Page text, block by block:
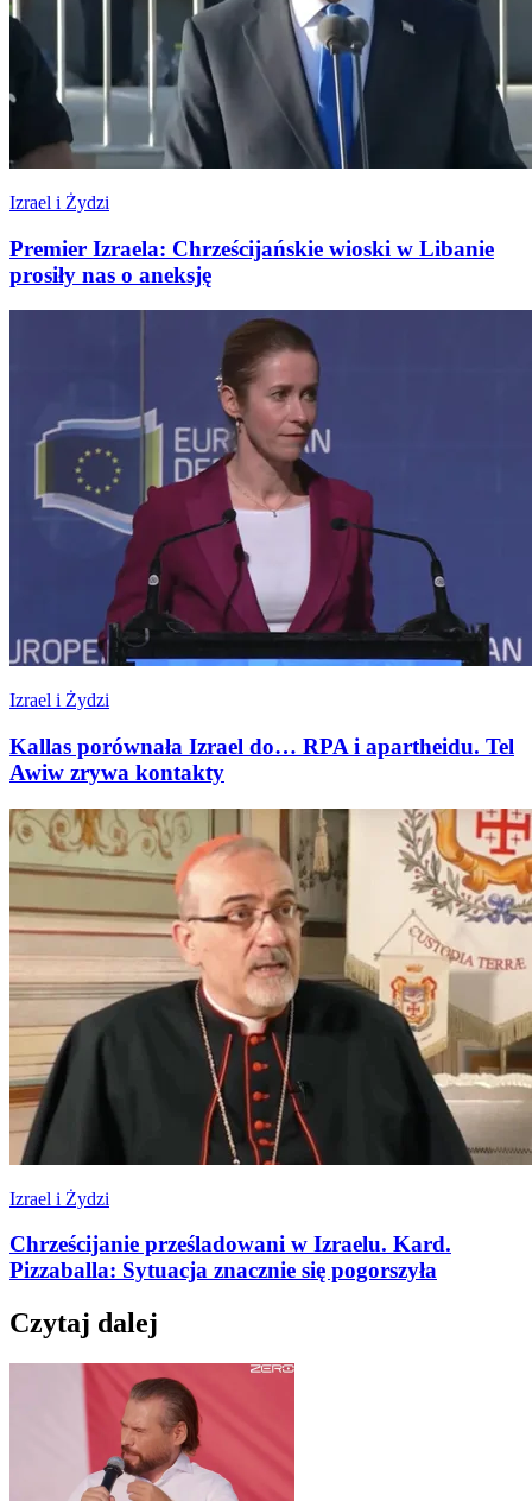
Izrael i Żydzi
Premier Izraela: Chrześcijańskie wioski w Libanie
prosiły nas o aneksję
Izrael i Żydzi
Kallas porównała Izrael do… RPA i apartheidu. Tel
Awiw zrywa kontakty
Izrael i Żydzi
Chrześcijanie prześladowani w Izraelu. Kard.
Pizzaballa: Sytuacja znacznie się pogorszyła
Czytaj dalej